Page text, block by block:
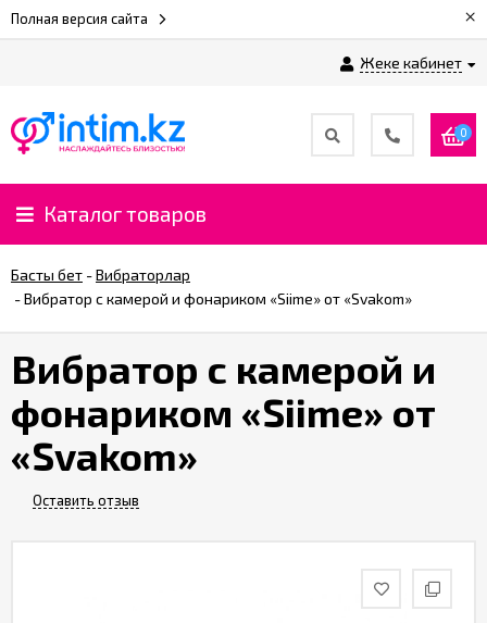
Полная версия сайта ×
Жеке кабинет
0
Каталог товаров
Басты бет -Вибраторлар
-Вибратор с камерой и фонариком «Siime» от «Svakom»
Вибратор с камерой и
фонариком «Siime» от
«Svakom»
Оставить отзыв